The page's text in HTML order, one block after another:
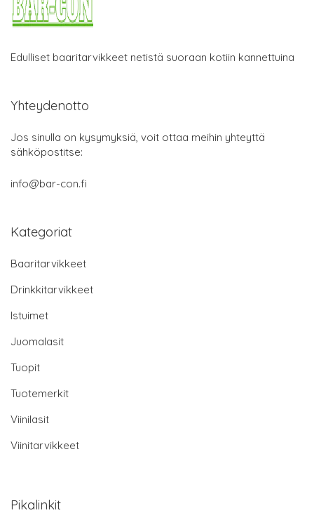
Edulliset baaritarvikkeet netistä suoraan kotiin kannettuina
Yhteydenotto
Jos sinulla on kysymyksiä, voit ottaa meihin yhteyttä
sähköpostitse:
info@bar-con.fi
Kategoriat
Baaritarvikkeet
Drinkkitarvikkeet
Istuimet
Juomalasit
Tuopit
Tuotemerkit
Viinilasit
Viinitarvikkeet
Pikalinkit